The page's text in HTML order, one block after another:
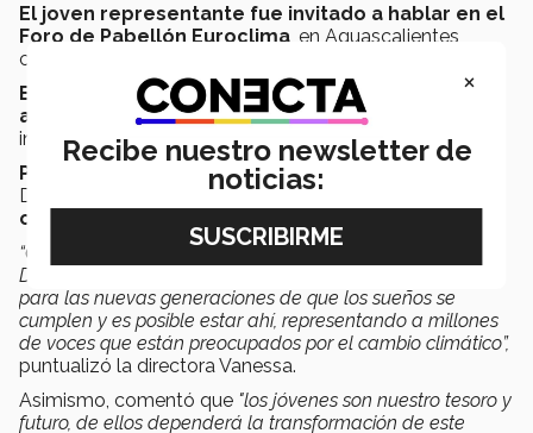
El joven representante fue invitado a hablar en el
Foro de Pabellón Euroclima , en Aguascalientes
como parte de las juventudes embajadoras del clima.
En este foro habló sobre su preparación previa
acerca del cambio climático,negociaciones
internacionales y su participación en la COP 27.
Para Vanessa Hernández,directora de Relaciones y
Desarrollo de campus Aguascalientes,
oportunidades ayudan a inspirar a más personas.
“Qué los jóvenes mexicanos con talento como Antonio
Díaz tengan esta oportunidad de tener voz, es inspirador
para las nuevas generaciones de que los sueños se
cumplen y es posible estar ahí, representando a millones
de voces que están preocupados por el cambio climático”,
puntualizó la directora Vanessa.
Asimismo, comentó que "los jóvenes son nuestro tesoro y
futuro, de ellos dependerá la transformación de este
×
Recibe nuestro newsletter de
noticias: